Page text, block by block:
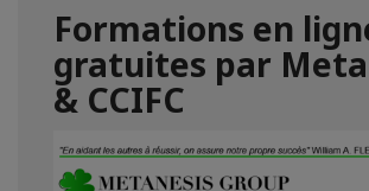
Formations en
gratuites par
& CCIFC